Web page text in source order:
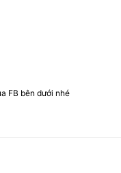
FB bên dưới nhé